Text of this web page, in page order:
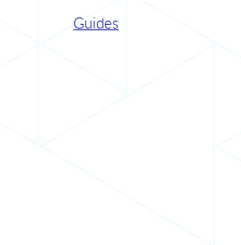
Guides